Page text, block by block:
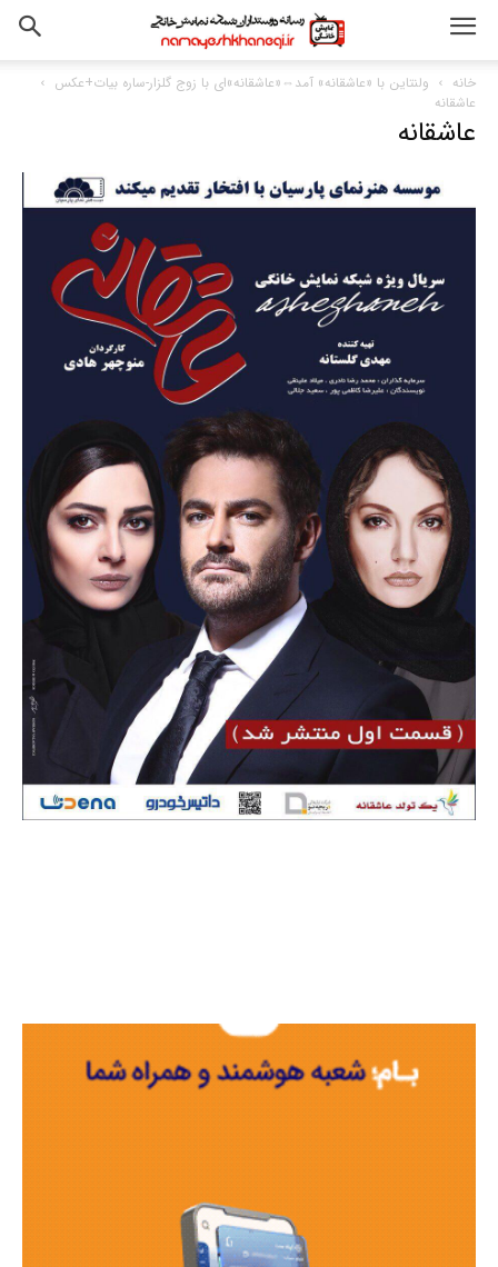
خانه
ولنتاین با «عاشقانه» آمد⇔«عاشقانه»ای با زوج گلزار-ساره بیات+عکس
عاشقانه
عاشقانه